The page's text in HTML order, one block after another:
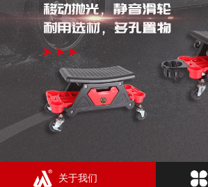
关于我们